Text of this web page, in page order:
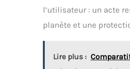
l’utilisateur : un acte
planète et une
Lire plus :